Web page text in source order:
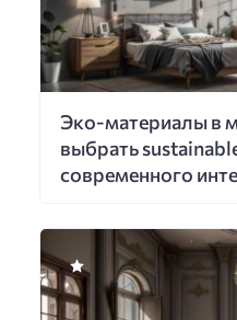
Эко-материалы в
выбрать
современного